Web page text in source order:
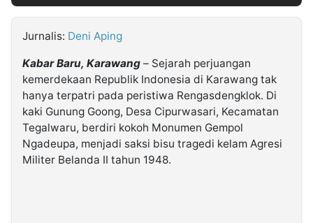
Kabarbaru
Media
Holding
Jurnalis: Deni Aping
Kabar Baru, Karawang – Sejarah perjuangan
kemerdekaan Republik Indonesia di Karawang tak
hanya terpatri pada peristiwa Rengasdengklok. Di
kaki Gunung Goong, Desa Cipurwasari, Kecamatan
Tegalwaru, berdiri kokoh Monumen Gempol
Ngadeupa, menjadi saksi bisu tragedi kelam Agresi
Militer Belanda II tahun 1948.